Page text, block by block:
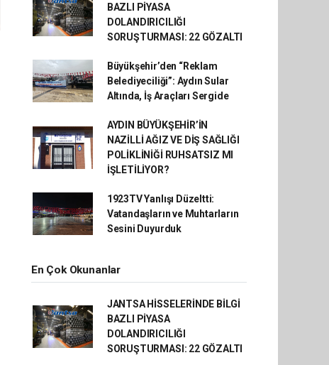
BAZLI PİYASA
DOLANDIRICILIĞI
SORUŞTURMASI: 22 GÖZALTI
Büyükşehir’den “Reklam
Belediyeciliği”: Aydın Sular
Altında, İş Araçları Sergide
AYDIN BÜYÜKŞEHİR’İN
NAZİLLİ AĞIZ VE DİŞ SAĞLIĞI
POLİKLİNİĞİ RUHSATSIZ MI
İŞLETİLİYOR?
1923TV Yanlışı Düzeltti:
Vatandaşların ve Muhtarların
Sesini Duyurduk
En Çok Okunanlar
JANTSA HİSSELERİNDE BİLGİ
BAZLI PİYASA
DOLANDIRICILIĞI
SORUŞTURMASI: 22 GÖZALTI